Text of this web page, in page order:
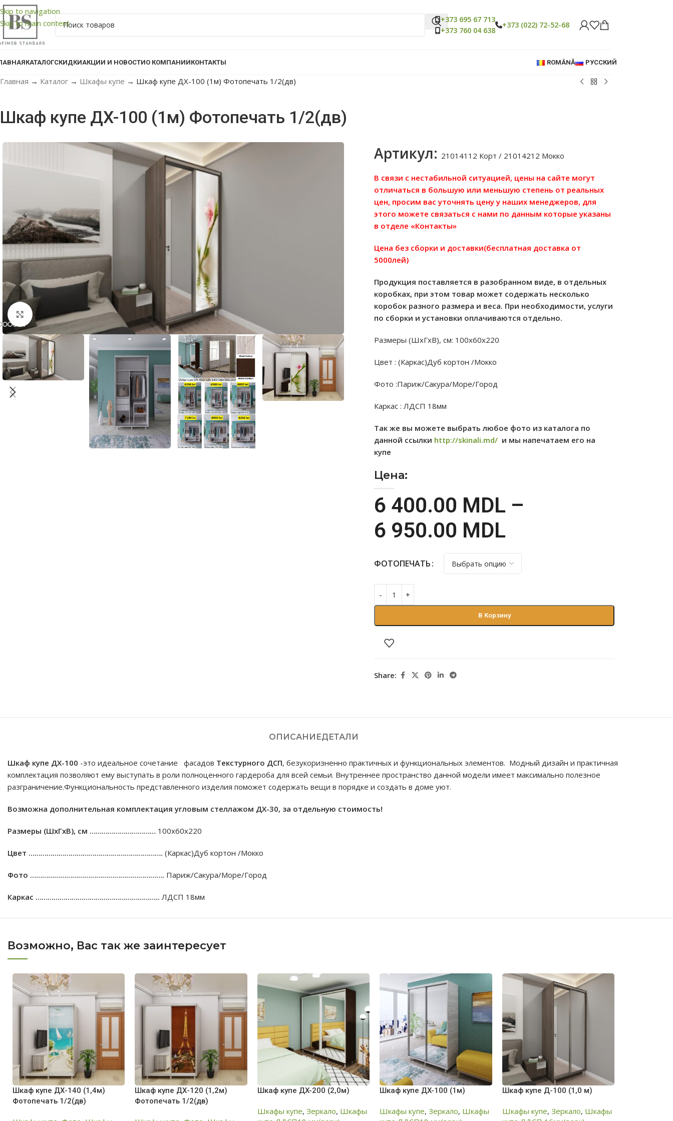
Skip to navigation
Skip to main content
+373 695 67 713
+373 760 04 638
+373 (022) 72-52-68
КАТАЛОГСКИДКИАКЦИИ И НОВОСТИО КОМПАНИИКОНТАКТЫ ROMÂNĂ РУССКИЙ
Главная → Каталог → Шкафы купе → Шкаф купе ДX-100 (1м) Фотопечать 1/2(дв)
Шкаф купе ДX-100 (1м) Фотопечать 1/2(дв)
Нажмите, чтобы увеличить
Артикул: 21014112 Корт / 21014212 Мокко
В связи с нестабильной ситуацией, цены на сайте могут
отличаться в большую или меньшую степень от реальных
цен, просим вас уточнять цену у наших менеджеров, для
этого можете связаться с нами по данным которые указаны
в отделе «Контакты»
Цена без сборки и доставки(бесплатная доставка от
5000лей)
Продукция поставляется в разобранном виде, в отдельных
коробках, при этом товар может содержать несколько
коробок разного размера и веса. При необходимости, услуги
по сборки и установки оплачиваются отдельно.
Размеры (ШхГхВ), см: 100х60х220
Цвет : (Каркас)Дуб кортон /Мокко
Фото :Париж/Сакура/Море/Город
Каркас : ЛДСП 18мм
Так же вы можете выбрать любое фото из каталога по
данной ссылки http://skinali.md/ и мы напечатаем его на
купе
Цена:
6 400.00 MDL –
6 950.00 MDL
ФОТОПЕЧАТЬ
В Корзину
Share:
ОПИСАНИЕДЕТАЛИ
Шкаф купе ДX-100 -это идеальное сочетание фасадов Текстурного ДСП, безукоризненно практичных и функциональных элементов. Модный дизайн и практичная
комплектация позволяют ему выступать в роли полноценного гардероба для всей семьи. Внутреннее пространство данной модели имеет максимально полезное
разграничение.Функциональность представленного изделия поможет содержать вещи в порядке и создать в доме уют.
Возможна дополнительная комплектация угловым стеллажом ДХ-30, за отдельную стоимость!
Размеры (ШхГхВ), см …………………………… 100х60х220
Цвет …………………………………………………………. (Каркас)Дуб кортон /Мокко
Фото …………………………………………………………. Париж/Сакура/Море/Город
Каркас …………………………………………………….. ЛДСП 18мм
Возможно, Вас так же заинтересует
Шкаф купе ДХ-140 (1,4м)
Фотопечать 1/2(дв)
Шкаф купе ДХ-120 (1,2м)
Фотопечать 1/2(дв)
Шкаф купе ДX-200 (2,0м)
Шкафы купе, Зеркало, Шкафы
Шкаф купе ДX-100 (1м)
Шкафы купе, Зеркало, Шкафы
Шкаф купе Д-100 (1,0 м)
Шкафы купе, Зеркало, Шкафы